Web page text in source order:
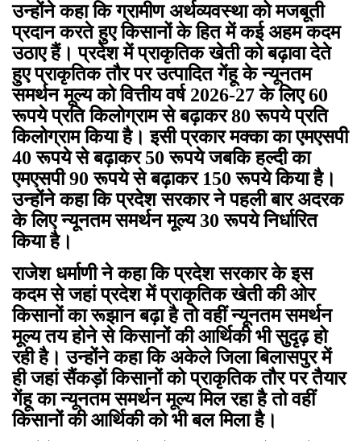
उन्होंने कहा कि ग्रामीण अर्थव्यवस्था को मजबूती
प्रदान करते हुए किसानों के हित में कई अहम कदम
उठाए हैं। प्रदेश में प्राकृतिक खेती को बढ़ावा देते
हुए प्राकृतिक तौर पर उत्पादित गेंहू के न्यूनतम
समर्थन मूल्य को वित्तीय वर्ष 2026-27 के लिए 60
रूपये प्रति किलोग्राम से बढ़ाकर 80 रूपये प्रति
किलोग्राम किया है। इसी प्रकार मक्का का एमएसपी
40 रूपये से बढ़ाकर 50 रूपये जबकि हल्दी का
एमएसपी 90 रूपये से बढ़ाकर 150 रूपये किया है।
उन्होंने कहा कि प्रदेश सरकार ने पहली बार अदरक
के लिए न्यूनतम समर्थन मूल्य 30 रूपये निर्धारित
किया है।
राजेश धर्माणी ने कहा कि प्रदेश सरकार के इस
कदम से जहां प्रदेश में प्राकृतिक खेती की ओर
किसानों का रूझान बढ़ा है तो वहीं न्यूनतम समर्थन
मूल्य तय होने से किसानों की आर्थिकी भी सुदृढ़ हो
रही है। उन्होंने कहा कि अकेले जिला बिलासपुर में
ही जहां सैंकड़ों किसानों को प्राकृतिक तौर पर तैयार
गेंहू का न्यूनतम समर्थन मूल्य मिल रहा है तो वहीं
किसानों की आर्थिकी को भी बल मिला है।